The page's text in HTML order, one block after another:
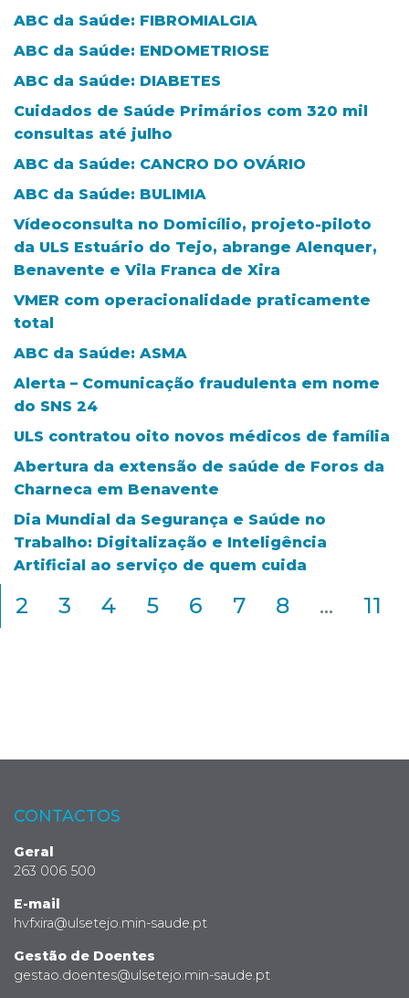
ABC da Saúde: FIBROMIALGIA
ABC da Saúde: ENDOMETRIOSE
ABC da Saúde: DIABETES
Cuidados de Saúde Primários com 320 mil
consultas até julho
ABC da Saúde: CANCRO DO OVÁRIO
ABC da Saúde: BULIMIA
Vídeoconsulta no Domicílio, projeto-piloto
da ULS Estuário do Tejo, abrange Alenquer,
Benavente e Vila Franca de Xira
VMER com operacionalidade praticamente
total
ABC da Saúde: ASMA
Alerta – Comunicação fraudulenta em nome
do SNS 24
ULS contratou oito novos médicos de família
Abertura da extensão de saúde de Foros da
Charneca em Benavente
Dia Mundial da Segurança e Saúde no
Trabalho: Digitalização e Inteligência
Artificial ao serviço de quem cuida
2 3 4 5 6 7 8 ... 11
CONTACTOS
Geral
263 006 500
E-mail
hvfxira@ulsetejo.min-saude.pt
Gestão de Doentes
gestao.doentes@ulsetejo.min-saude.pt